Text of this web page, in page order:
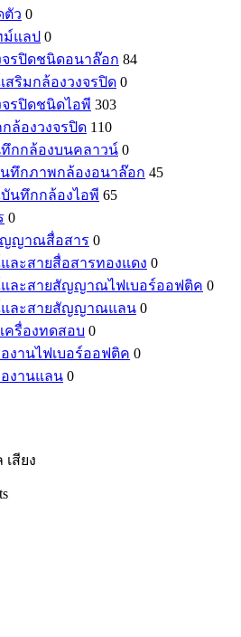
ตัว 0
ม์แลป 0
จรปิดชนิดอนาล๊อก 84
สริมกล้องวงจรปิด 0
จรปิดชนิดไอพี 303
ล้องวงจรปิด 110
กกล้องบนคลาวน์ 0
นทึกภาพกล้องอนาล๊อก 45
นทึกกล้องไอพี 65
0
ญาณสื่อสาร 0
ละสายสื่อสารทองแดง 0
ละสายสัญญาณไฟเบอร์ออฟติค 0
ละสายสัญญาณแลน 0
ครื่องทดสอบ 0
งานไฟเบอร์ออฟติค 0
องานแลน 0
สียง